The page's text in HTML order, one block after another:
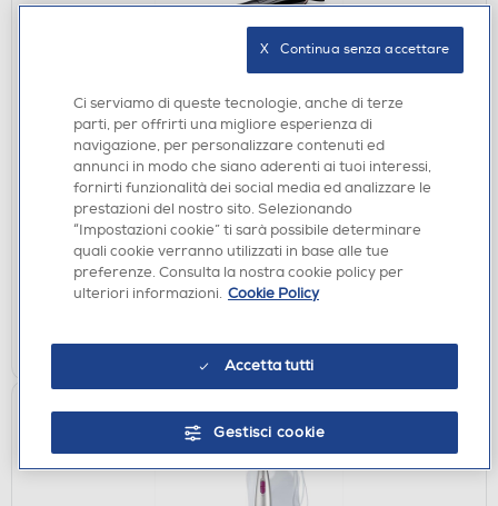
MODELLATORI E ARRICCIACAPELLI
BABYLISS - Spazzola arriccia capelli AS126E-
Nero/Bronzo
€ 39,90
Acquisto online:disponibile
Ritiro in negozio in 30' gratuito:verifica
Ci serviamo di queste tecnologie, anche di terze
parti, per offrirti una migliore esperienza di
navigazione, per personalizzare contenuti ed
annunci in modo che siano aderenti ai tuoi interessi,
fornirti funzionalità dei social media ed analizzare le
prestazioni del nostro sito. Selezionando
“Impostazioni cookie” ti sarà possibile determinare
quali cookie verranno utilizzati in base alle tue
preferenze. Consulta la nostra cookie policy per
ulteriori informazioni. Cookie Policy
Accetta tutti
Gestisci cookie
X   Continua senza accettare